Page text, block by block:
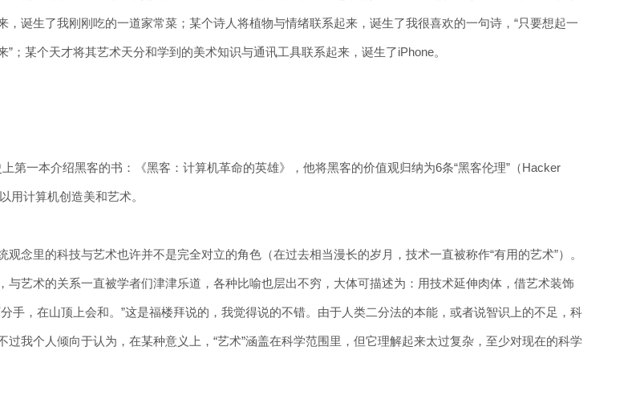
，诞生了我刚刚吃的一道家常菜；某个诗人将植物与情绪联系起来，诞生了我很喜欢的一句诗，“只要想起一
；某个天才将其艺术天分和学到的美术知识与通讯工具联系起来，诞生了iPhone。
第一本介绍黑客的书：《黑客：计算机革命的英雄》，他将黑客的价值观归纳为6条“黑客伦理”（Hacker
计算机创造美和艺术。
观念里的科技与艺术也许并不是完全对立的角色（在过去相当漫长的岁月，技术一直被称作“有用的艺术”）。
与艺术的关系一直被学者们津津乐道，各种比喻也层出不穷，大体可描述为：用技术延伸肉体，借艺术装饰
手，在山顶上会和。”这是福楼拜说的，我觉得说的不错。由于人类二分法的本能，或者说智识上的不足，科
过我个人倾向于认为，在某种意义上，“艺术”涵盖在科学范围里，但它理解起来太过复杂，至少对现在的科学